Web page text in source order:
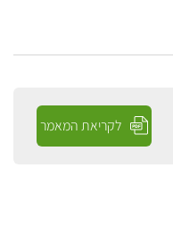
לקריאת המאמר